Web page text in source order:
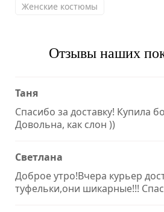
Женские костюмы
Отзывы наших
Таня
Спасибо за доставку! Купила
Довольна, как слон ))
Светлана
Доброе утро!Вчера курьер
туфельки,они шикарные!!!